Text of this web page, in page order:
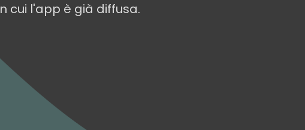
cui l'app è già diffusa.
Milano